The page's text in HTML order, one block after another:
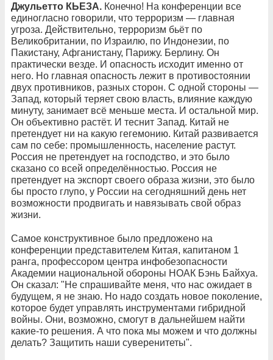
Джульетто КЬЕЗА. Конечно! На конференции все
единогласно говорили, что терроризм — главная
угроза. Действительно, терроризм бьёт по
Великобритании, по Израилю, по Индонезии, по
Пакистану, Афганистану, Парижу. Берлину. Он
практически везде. И опасность исходит именно от
него. Но главная опасность лежит в противостоянии
двух противников, разных сторон. С одной стороны —
Запад, который теряет свою власть, влияние каждую
минуту, занимает всё меньше места. И остальной мир.
Он объективно растёт. И теснит Запад. Китай не
претендует ни на какую гегемонию. Китай развивается
сам по себе: промышленность, население растут.
Россия не претендует на господство, и это было
сказано со всей определённостью. Россия не
претендует на экспорт своего образа жизни, это было
бы просто глупо, у России на сегодняшний день нет
возможности продвигать и навязывать свой образ
жизни.
Самое конструктивное было предложено на
конференции представителем Китая, капитаном 1
ранга, профессором центра инфобезопасности
Академии национальной обороны НОАК Бэнь Байхуа.
Он сказал: "Не спрашивайте меня, что нас ожидает в
будущем, я не знаю. Но надо создать новое поколение,
которое будет управлять инструментами гибридной
войны. Они, возможно, смогут в дальнейшем найти
какие-то решения. А что пока мы можем и что должны
делать? Защитить наши суверенитеты".